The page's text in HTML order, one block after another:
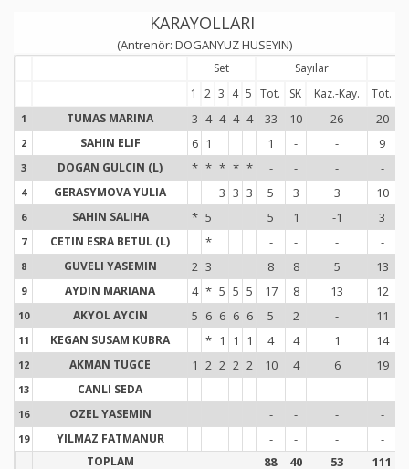
KARAYOLLARI
(Antrenör: DOGANYUZ HUSEYIN)
Set Sayılar
1
2 3 4 5 Tot. SK Kaz.-Kay. Tot.
1 TUMAS MARINA 3 4 4 4 4 33 10 26 20
2 SAHIN ELIF 6 1 1 - - 9
3 DOGAN GULCIN (L) * * * * * - - - -
4 GERASYMOVA YULIA 3 3 3 5 3 3 10
6 SAHIN SALIHA * 5 5 1 -1 3
7 CETIN ESRA BETUL (L) * - - - -
8 GUVELI YASEMIN 2 3 8 8 5 13
9 AYDIN MARIANA 4 * 5 5 5 17 8 13 12
10 AKYOL AYCIN 5 6 6 6 6 5 2 - 11
11 KEGAN SUSAM KUBRA * 1 1 1 4 4 1 14
12 AKMAN TUGCE 1 2 2 2 2 10 4 6 19
13 CANLI SEDA - - - -
16 OZEL YASEMIN - - - -
19 YILMAZ FATMANUR - - - -
TOPLAM 88 40 53 111